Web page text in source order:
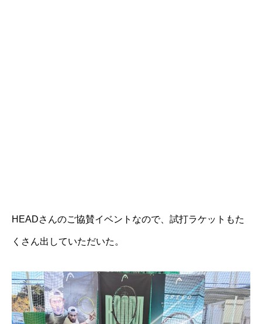
HEADさんのご協賛イベントなので、試打ラケットもた
くさん出していただいた。